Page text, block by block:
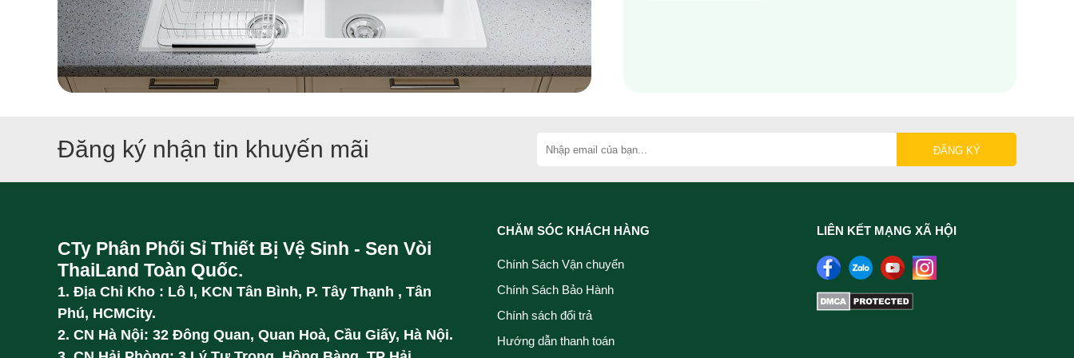
Đăng ký nhận tin khuyến mãi
CTy Phân Phối Sỉ Thiết Bị Vệ Sinh - Sen Vòi
ThaiLand Toàn Quốc.
1. Địa Chỉ Kho : Lô I, KCN Tân Bình, P. Tây Thạnh , Tân
Phú, HCMCity.
2. CN Hà Nội: 32 Đông Quan, Quan Hoà, Cầu Giấy, Hà Nội.
CHĂM SÓC KHÁCH HÀNG
Chính Sách Vận chuyển
Chính Sách Bảo Hành
Chính sách đổi trả
Hướng dẫn thanh toán
LIÊN KẾT MẠNG XÃ HỘI